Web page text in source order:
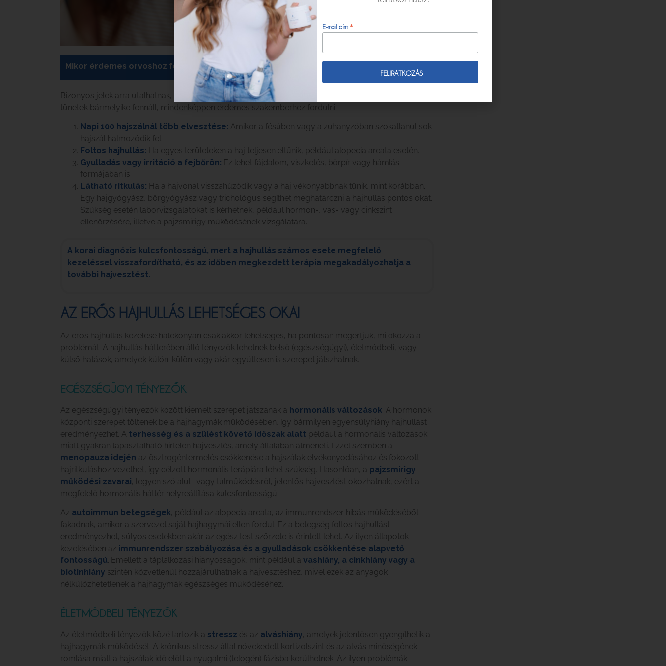
Mikor érdemes orvoshoz fordulni?
Bizonyos jelek arra utalhatnak, hogy a hajhullás mögött komolyabb problémák állhatnak. Ha az alábbi
tünetek bármelyike fennáll, mindenképpen érdemes szakemberhez fordulni:
Napi 100 hajszálnál több elvesztése: Amikor a fésűben vagy a zuhanyzóban szokatlanul sok
hajszál halmozódik fel.
Foltos hajhullás: Ha egyes területeken a haj teljesen eltűnik, például alopecia areata esetén.
Gyulladás vagy irritáció a fejbőrön: Ez lehet fájdalom, viszketés, bőrpír vagy hámlás
formájában is.
Látható ritkulás: Ha a hajvonal visszahúzódik vagy a haj vékonyabbnak tűnik, mint korábban.
Egy hajgyógyász, bőrgyógyász vagy trichológus segíthet meghatározni a hajhullás pontos okát.
Szükség esetén laborvizsgálatokat is kérhetnek, például hormon-, vas- vagy cinkszint
ellenőrzésére, illetve a pajzsmirigy működésének vizsgálatára.
A korai diagnózis kulcsfontosságú, mert a hajhullás számos esete megfelelő
kezeléssel visszafordítható, és az időben megkezdett terápia megakadályozhatja a
további hajvesztést.
AZ ERŐS HAJHULLÁS LEHETSÉGES OKAI
Az erős hajhullás kezelése hatékonyan csak akkor lehetséges, ha pontosan megértjük, mi okozza a
problémát. A hajhullás hátterében álló tényezők lehetnek belső (egészségügyi), életmódbeli, vagy
külső hatások, amelyek külön-külön vagy akár együttesen is szerepet játszhatnak.
EGÉSZSÉGÜGYI TÉNYEZŐK
Az egészségügyi tényezők között kiemelt szerepet játszanak a hormonális változások. A hormonok
központi szerepet töltenek be a hajhagymák működésében, így bármilyen egyensúlyhiány hajhullást
eredményezhet. A terhesség és a szülést követő időszak alatt például a hormonális változások
miatt gyakran tapasztalható hirtelen hajvesztés, amely általában átmeneti. Ezzel szemben a
menopauza idején az ösztrogéntermelés csökkenése a hajszálak elvékonyodásához és fokozott
hajritkuláshoz vezethet, így célzott hormonális terápiára lehet szükség. Hasonlóan, a pajzsmirigy
működési zavarai , legyen szó alul- vagy túlműködésről, jelentős hajvesztést okozhatnak, ezért a
megfelelő hormonális háttér helyreállítása kulcsfontosságú.
Az autoimmun betegségek , például az alopecia areata, az immunrendszer hibás működéséből
fakadnak, amikor a szervezet saját hajhagymái ellen fordul. Ez a betegség foltos hajhullást
eredményezhet, súlyos esetekben akár az egész test szőrzete is érintett lehet. Az ilyen állapotok
kezelésében az immunrendszer szabályozása és a gyulladások csökkentése alapvető
fontosságú . Emellett a táplálkozási hiányosságok, mint például a vashiány, a cinkhiány vagy a
biotinhiány szintén közvetlenül hozzájárulhatnak a hajvesztéshez, mivel ezek az anyagok
nélkülözhetetlenek a hajhagymák egészséges működéséhez.
ÉLETMÓDBELI TÉNYEZŐK
Az életmódbeli tényezők közé tartozik a stressz és az alváshiány , amelyek jelentősen gyengíthetik a
hajhagymák működését. A krónikus stressz által növekedett kortizolszint és az alvás minőségének
romlása miatt a hajszálak idő előtt a nyugalmi (telogén) fázisba kerülhetnek. Az ilyen problémák
E-mail cím: *